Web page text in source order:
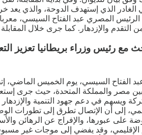
الغادر الذي إستهدف الدوحة، والذي
الرئيس المصري عبد الفتاح السيسي،
والإزدهار. كما جرى خلال
مع رئيس وزراء بريطانيا تعزيز
الفتاح السيسي، يوم الخميس الماضي،
بين مصر والمملكة المتحدة، حيث جرى
ويسهم في دعم جهود التنمية
إلى أن الإتصال تطرق إلى تطورات
على عبورها، والإفراج عن
وقد يفضي إلى موجات غير